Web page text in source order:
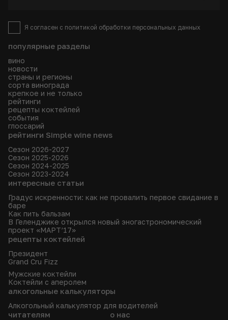
популярные разделы
вино
новости
страны и регионы
сорта винограда
крепкое и не только
рейтинги
рецепты коктейлей
события
глоссарий
рейтинги Simple wine news
Сезон 2026-2027
Сезон 2025-2026
Сезон 2024-2025
Сезон 2023-2024
интересные статьи
Градус искренности: как не провалить первое свидание в
баре
Как пить бальзам
В Геленджике открылся новый эногастрономический
проект «МАРТ’17»
рецепты коктейлей
Президент
Grand Cru Fizz
Мужские коктейли
Коктейли с аперолем
алкогольные калькуляторы
Алкогольный калькулятор для водителей
читателям о нас
Я согласен с политикой обработки персональных данных